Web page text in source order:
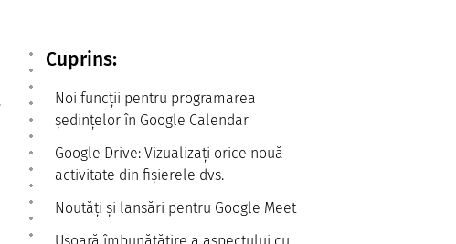
Cuprins:
Noi funcții pentru programarea
ședințelor în Google Calendar
Google Drive: Vizualizați orice nouă
activitate din fișierele dvs.
Noutăți și lansări pentru Google Meet